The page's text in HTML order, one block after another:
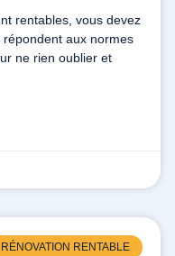
rentables, vous devez
répondent aux normes
ne rien oublier et
RÉNOVATION RENTABLE